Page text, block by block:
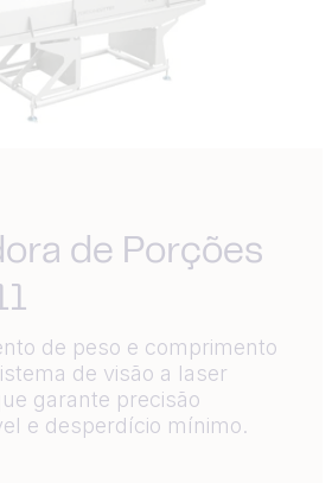
de Porções
de peso e comprimento
de visão a laser
garante precisão
e desperdício mínimo.